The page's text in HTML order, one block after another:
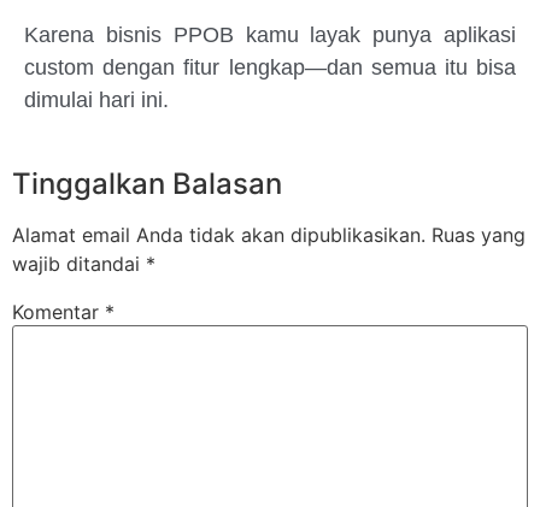
Karena bisnis PPOB kamu layak punya aplikasi
custom dengan fitur lengkap—dan semua itu bisa
dimulai hari ini.
Tinggalkan Balasan
Alamat email Anda tidak akan dipublikasikan. Ruas yang
wajib ditandai *
Komentar *